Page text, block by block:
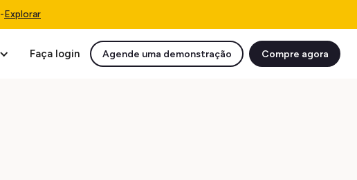
-Explorar
Faça login Agende uma demonstração Compre agora